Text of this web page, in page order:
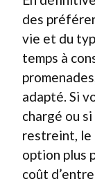
des
vie et du
temps à
adapté. Si
chargé ou
restreint, le
option plus
coût